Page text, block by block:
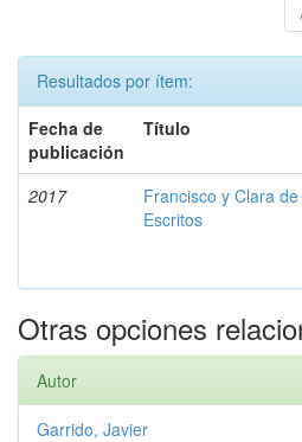
Resultados por ítem:
Fecha de
publicación
Título
2017
Francisco y Clara
Escritos
Otras opciones
Autor
Garrido, Javier